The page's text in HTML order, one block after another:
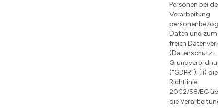
Personen bei
Verarbeitung
Daten und zum
freien
(Datenschutz-
("GDPR"); (ii) die
Richtlinie
2002/58/EG
die